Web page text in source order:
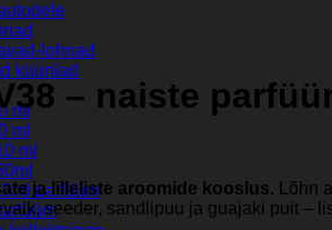
lohnad
küünlad
ml
ml
ml
parfüüm
– naiste
ja lilleliste aroomide kooslus.
Lõhn
seeder, sandlipuu ja guajaki puit –